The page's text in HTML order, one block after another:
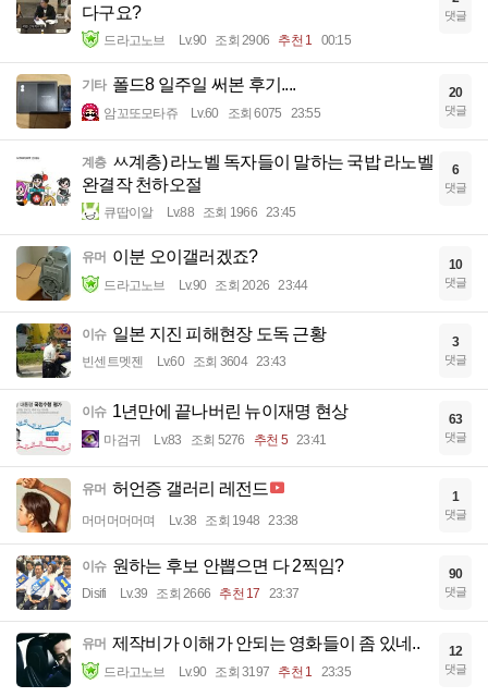
다구요?
드라고노브 Lv.90 조회 2906 추천 1 00:15
댓글
기타 폴드8 일주일 써본 후기....
암꼬또모타쥬 Lv.60 조회 6075 23:55
20
댓글
계층 ㅆ계층) 라노벨 독자들이 말하는 국밥 라노벨
완결작 천하오절
큐땁이알 Lv.88 조회 1966 23:45
6
댓글
유머 이분 오이갤러겠죠?
드라고노브 Lv.90 조회 2026 23:44
10
댓글
이슈 일본 지진 피해현장 도독 근황
빈센트멧젠 Lv.60 조회 3604 23:43
3
댓글
이슈 1년만에 끝나버린 뉴이재명 현상
마검귀 Lv.83 조회 5276 추천 5 23:41
63
댓글
유머 허언증 갤러리 레전드
머머머머머며 Lv.38 조회 1948 23:38
1
댓글
이슈 원하는 후보 안뽑으면 다 2찍임?
Disifi Lv.39 조회 2666 추천 17 23:37
90
댓글
유머 제작비가 이해가 안되는 영화들이 좀 있네..
드라고노브 Lv.90 조회 3197 추천 1 23:35
12
댓글